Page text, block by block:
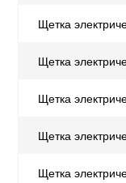
Щетка
Щетка
Щетка
Щетка
Щетка